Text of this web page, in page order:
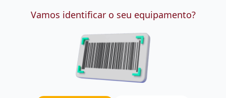
Vamos identificar o seu equipamento?